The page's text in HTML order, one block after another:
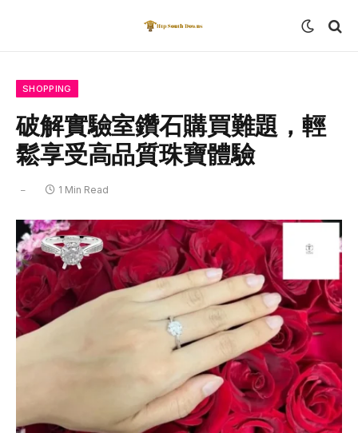
SHOPPING
破解實驗室鑽石購買難題，輕
鬆享受高品質珠寶體驗
1 Min Read